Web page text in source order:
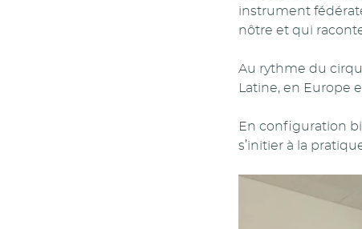
instrument
nôtre et qui
Au rythme du
Latine, en Europe
En configuration
s’initier à la